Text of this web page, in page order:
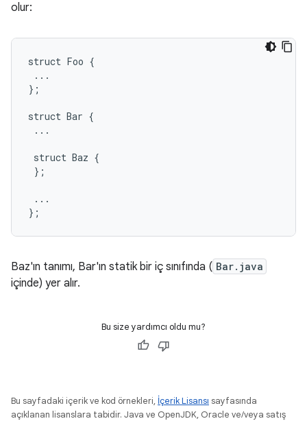
olur:
struct Foo {
...
};
struct Bar {
...
struct Baz {
};
...
};
Baz'ın tanımı, Bar'ın statik bir iç sınıfında ( Bar.java
içinde) yer alır.
Bu size yardımcı oldu mu?
Bu sayfadaki içerik ve kod örnekleri, İçerik Lisansı sayfasında
açıklanan lisanslara tabidir. Java ve OpenJDK, Oracle ve/veya satış